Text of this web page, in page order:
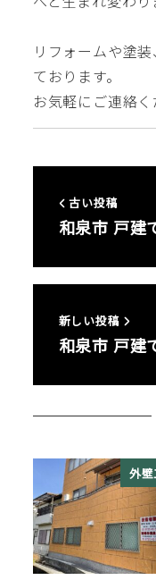
リフォームや塗
ております。
お気軽にご連絡く
古い投稿
和泉市 戸建
新しい投稿
和泉市 戸建
外